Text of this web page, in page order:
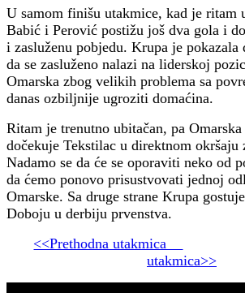
U samom finišu utakmice, kad je ritam
Babić i Perović postižu još dva gola i
i zasluženu pobjedu. Krupa je
da se zasluženo nalazi na liderskoj
Omarska zbog velikih problema sa
danas ozbiljnije ugroziti domaćina.
Ritam je trenutno ubitačan, pa
dočekuje Tekstilac u direktnom okršaju
Nadamo se da će se oporaviti neko od
da ćemo ponovo prisustvovati jednoj
Omarske. Sa druge strane Krupa
Doboju u derbiju prvenstva.
<<Prethodna utakmica
utakmica>>